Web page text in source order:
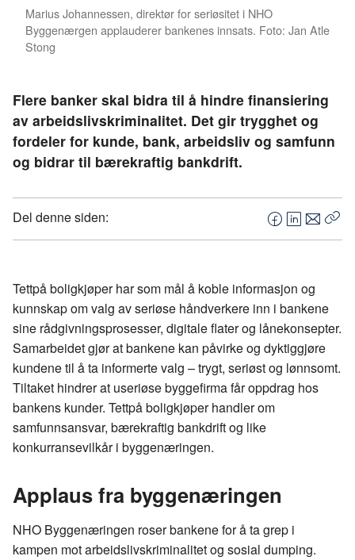
Marius Johannessen, direktør for seriøsitet i NHO
Byggenærgen applauderer bankenes innsats. Foto: Jan Atle
Stong
Flere banker skal bidra til å hindre finansiering
av arbeidslivskriminalitet. Det gir trygghet og
fordeler for kunde, bank, arbeidsliv og samfunn
og bidrar til bærekraftig bankdrift.
Del denne siden:
F
a
e
b
o
o
k
L
i
k
e
d
I
n
E
-
o
s
t
Tettpåboligkjøper har som mål å koble informasjon og
kunnskap om valg av seriøse håndverkere inn i bankene
sine rådgivningsprosesser, digitale flater og lånekonsepter.
Samarbeidet gjør at bankene kan påvirke og dyktiggjøre
kundene til å ta informerte valg – trygt, seriøst og lønnsomt.
Tiltaket hindrer at useriøse byggefirma får oppdrag hos
bankens kunder. Tettpåboligkjøper handler om
samfunnsansvar, bærekraftig bankdrift og like
konkurransevilkår i byggenæringen.
Applaus fra byggenæringen
NHO Byggenæringen roser bankene for å ta grep i
kampen motarbeidslivskriminalitetog sosial dumping.